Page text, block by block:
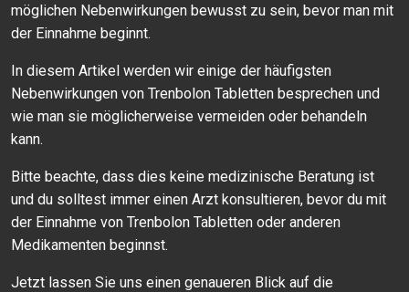
möglichen Nebenwirkungen bewusst zu sein, bevor man mit
der Einnahme beginnt.
In diesem Artikel werden wir einige der häufigsten
Nebenwirkungen von Trenbolon Tabletten besprechen und
wie man sie möglicherweise vermeiden oder behandeln
kann.
Bitte beachte, dass dies keine medizinische Beratung ist
und du solltest immer einen Arzt konsultieren, bevor du mit
der Einnahme von Trenbolon Tabletten oder anderen
Medikamenten beginnst.
Jetzt lassen Sie uns einen genaueren Blick auf die